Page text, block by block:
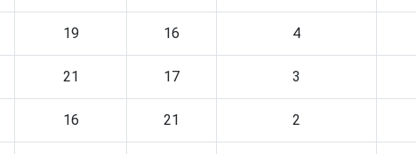
19 16 4
21 17 3
16 21 2